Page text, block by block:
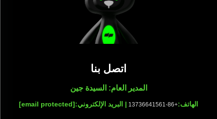
اتصل بنا
المدير العام: السيدة جين
الهاتف:+86-13736641561 | البريد الإلكتروني:[email protected]